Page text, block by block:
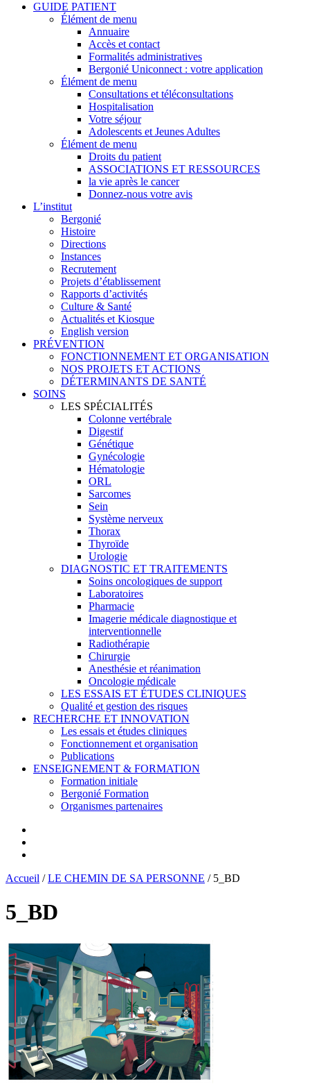
GUIDE PATIENT
Élément de menu
Annuaire
Accès et contact
Formalités administratives
Bergonié Uniconnect : votre application
Élément de menu
Consultations et téléconsultations
Hospitalisation
Votre séjour
Adolescents et Jeunes Adultes
Élément de menu
Droits du patient
ASSOCIATIONS ET RESSOURCES
la vie après le cancer
Donnez-nous votre avis
L’institut
Bergonié
Histoire
Directions
Instances
Recrutement
Projets d’établissement
Rapports d’activités
Culture & Santé
Actualités et Kiosque
English version
PRÉVENTION
FONCTIONNEMENT ET ORGANISATION
NOS PROJETS ET ACTIONS
DÉTERMINANTS DE SANTÉ
SOINS
LES SPÉCIALITÉS
Colonne vertébrale
Digestif
Génétique
Gynécologie
Hématologie
ORL
Sarcomes
Sein
Système nerveux
Thorax
Thyroïde
Urologie
DIAGNOSTIC ET TRAITEMENTS
Soins oncologiques de support
Laboratoires
Pharmacie
Imagerie médicale diagnostique et
interventionnelle
Radiothérapie
Chirurgie
Anesthésie et réanimation
Oncologie médicale
LES ESSAIS ET ÉTUDES CLINIQUES
Qualité et gestion des risques
RECHERCHE ET INNOVATION
Les essais et études cliniques
Fonctionnement et organisation
Publications
ENSEIGNEMENT & FORMATION
Formation initiale
Bergonié Formation
Organismes partenaires
Accueil /LE CHEMIN DE SA PERSONNE / 5_BD
5_BD